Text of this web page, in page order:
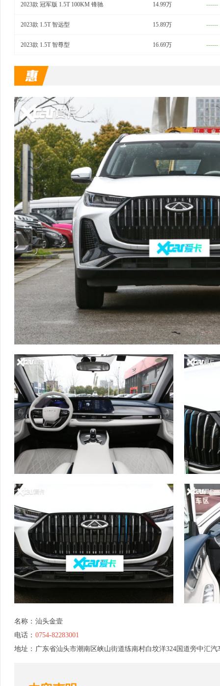
2023款 冠军版 1.5T 100KM 锋驰 14.99万 ------
2023款 1.5T 智远型 15.89万 ------
2023款 1.5T 智尊型 16.69万 ------
名称： 汕头金壹
电话： 0754-82283001
地址： 广东省汕头市潮南区峡山街道练南村白坟洋324国道旁中汇